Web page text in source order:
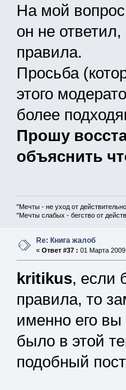
На мой
он не
правила.
Просьба
этого
более
Прошу
объяснить
"Мечты - не уход от
"Мечты слабых - бегство от
Re: Книга жалоб
« Ответ #37 : 01 Марта
kritikus, если
правила, то
именно его
было в этой
подобный